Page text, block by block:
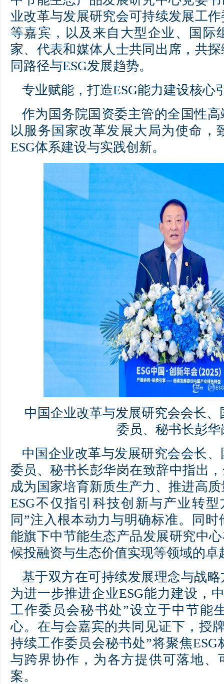
业改革与发展研究会可持续发展工
等嘉宾，以及来自大型企业、国际
家、代表和媒体人士共同出席，共
同路径与ESG发展趋势。
专业赋能，打造ESG能力建设核心
作为国务院国资委主管的全国性
以服务国家改革发展大局为使命，
ESG体系建设与实践创新。
中国企业改革与发展研究会会长
委员、秘书长彭华
中国企业改革与发展研究会会长
委员、秘书长彭华岗在致辞中指出
成为国家培育新质生产力、推进高
ESG不仅指引科技创新与产业转
同”注入根本动力与明确标准。同
能旗下中节能生态产品发展研究中
候投融资与生态价值实现等领域的卓
基于双方在可持续发展理念与战
为进一步推进企业ESG能力建设，
工作委员会秘书处”设立于中节能
心。在与会嘉宾的共同见证下，授
持续工作委员会秘书处”将聚焦
与跨界协作，为各方提供可落地、
案。